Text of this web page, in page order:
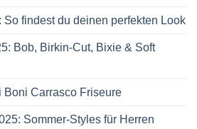
So findest du deinen perfekten Look
Bob, Birkin-Cut, Bixie & Soft
Boni Carrasco Friseure
Sommer-Styles für Herren